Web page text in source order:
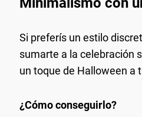
Si preferís un estilo
sumarte a la celebración
un toque de Halloween a
¿Cómo conseguirlo?